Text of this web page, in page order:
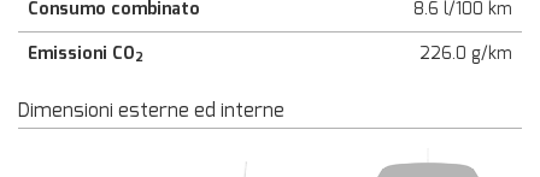
Consumo combinato
8.6 l/100 km
Emissioni CO2 226.0 g/km
Dimensioni esterne ed interne